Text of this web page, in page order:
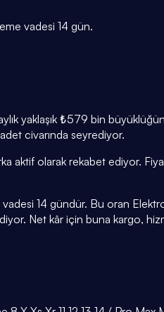
vadesi 14 gün.
yaklaşık ₺579 bin
civarında seyrediyor.
aktif olarak rekabet ediyor.
14 gündür. Bu oran
Net kâr için buna kargo,